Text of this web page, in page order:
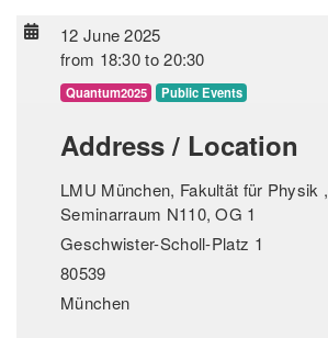
12 June 2025
from 18:30 to 20:30
Quantum2025 Public Events
Address / Location
LMU München, Fakultät für Physik ,
Seminarraum N110, OG 1
Geschwister-Scholl-Platz 1
80539
München